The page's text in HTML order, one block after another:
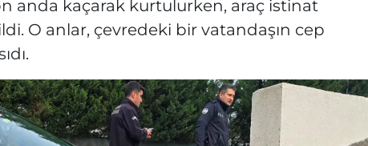
anda kaçarak kurtulurken, araç istinat
O anlar, çevredeki bir vatandaşın cep